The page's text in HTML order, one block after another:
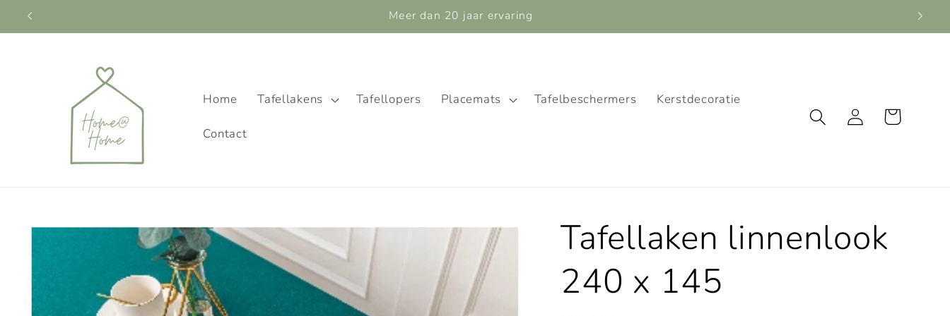
naar de
content
Meer dan 20 jaar ervaring
Home Tafellakens Tafellopers Placemats Tafelbeschermers Kerstdecoratie
Contact
Inloggen
Winkelwagen
Ga direct naar
productinformatie
Tafellaken linnenlook
240 x 145